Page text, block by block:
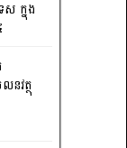
ស ក្នុង
នវត្ថុ